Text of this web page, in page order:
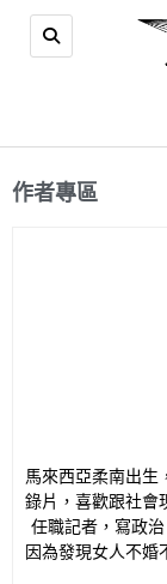
作者專區
馬來西亞柔南出生
錄片，喜歡跟社會
任職記者，寫政
因為發現女人不婚